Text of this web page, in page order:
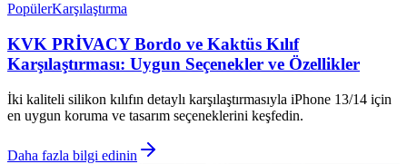
PopülerKarşılaştırma
KVK PRİVACY Bordo ve Kaktüs Kılıf
Karşılaştırması: Uygun Seçenekler ve Özellikler
İki kaliteli silikon kılıfın detaylı karşılaştırmasıyla iPhone 13/14 için
en uygun koruma ve tasarım seçeneklerini keşfedin.
Daha fazla bilgi edinin